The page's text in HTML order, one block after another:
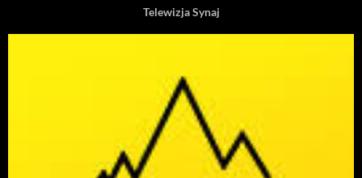
Telewizja Synaj